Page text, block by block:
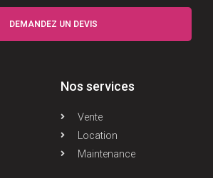
DEMANDEZ UN DEVIS
Nos services
Vente
Location
Maintenance